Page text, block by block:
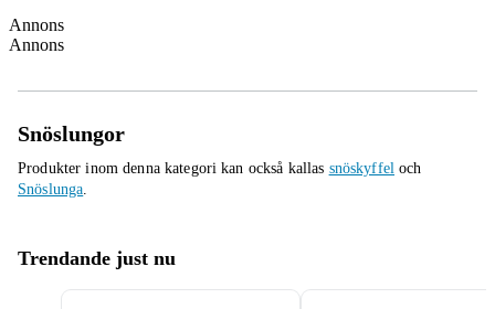
Annons
Annons
Snöslungor
Produkter inom denna kategori kan också kallas snöskyffel och
Snöslunga.
Trendande just nu